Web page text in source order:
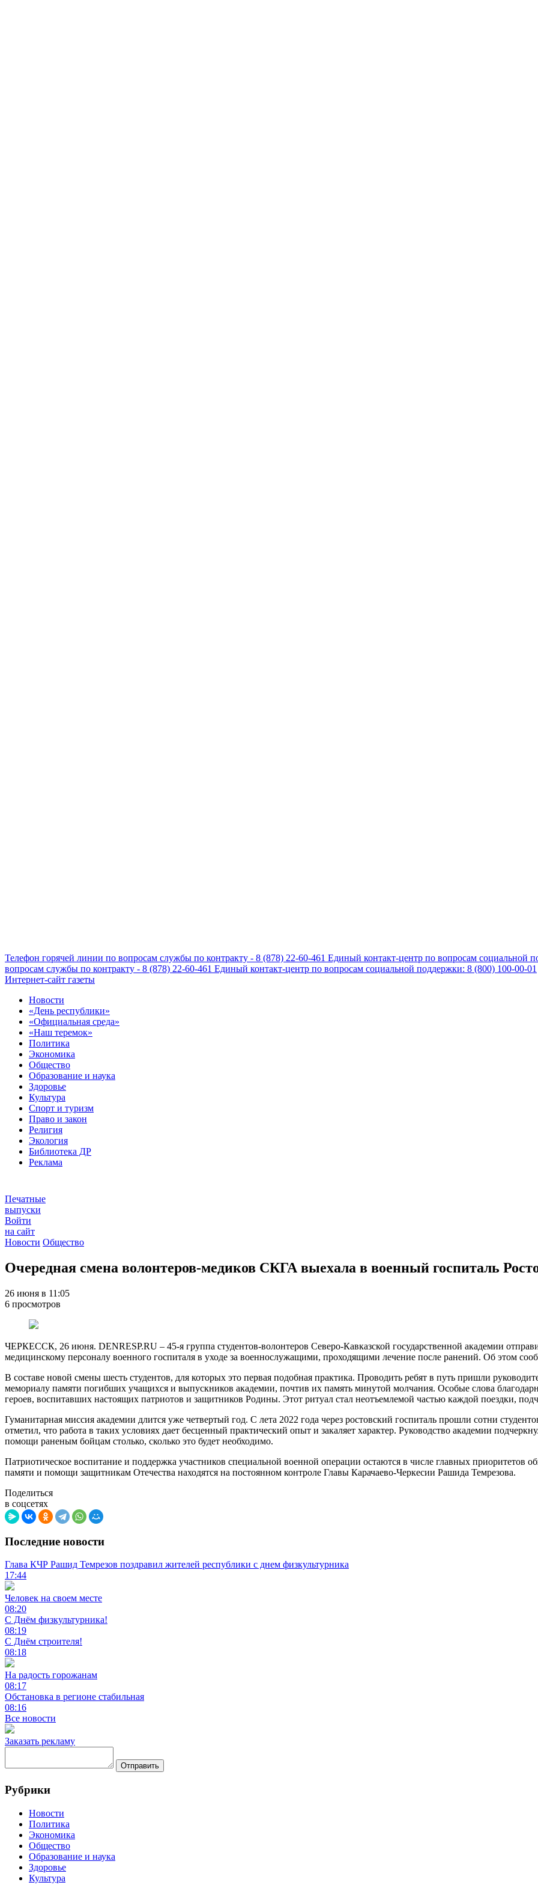
Телефон горячей линии по вопросам службы по контракту - 8 (878) 22-60-461 Единый контакт-центр по вопросам социальной
вопросам службы по контракту - 8 (878) 22-60-461 Единый контакт-центр по вопросам социальной поддержки: 8 (800) 100-00-01
Интернет-сайт газеты
Новости
«День республики»
«Официальная среда»
«Наш теремок»
Политика
Экономика
Общество
Образование и наука
Здоровье
Культура
Спорт и туризм
Право и закон
Религия
Экология
Библиотека ДР
Реклама
Печатные
выпуски
Войти
на сайт
Новости Общество
Очередная смена волонтеров-медиков СКГА выехала в военный госпиталь
26 июня в 11:05
6 просмотров
ЧЕРКЕССК, 26 июня. DENRESP.RU – 45-я группа студентов-волонтеров Северо-Кавказской государственной академии
медицинскому персоналу военного госпиталя в уходе за военнослужащими, проходящими лечение после ранений. Об этом
В составе новой смены шесть студентов, для которых это первая подобная практика. Проводить ребят в путь пришли
мемориалу памяти погибших учащихся и выпускников академии, почтив их память минутой молчания. Особые слова
героев, воспитавших настоящих патриотов и защитников Родины. Этот ритуал стал неотъемлемой частью каждой поездки,
Гуманитарная миссия академии длится уже четвертый год. С лета 2022 года через ростовский госпиталь прошли сотни
отметил, что работа в таких условиях дает бесценный практический опыт и закаляет характер. Руководство академии
помощи раненым бойцам столько, сколько это будет необходимо.
Патриотическое воспитание и поддержка участников специальной военной операции остаются в числе главных приоритетов
памяти и помощи защитникам Отечества находятся на постоянном контроле Главы Карачаево-Черкесии Рашида Темрезова.
Поделиться
в соцсетях
Последние новости
Глава КЧР Рашид Темрезов поздравил жителей республики с днем физкультурника
17:44
Человек на своем месте
08:20
С Днём физкультурника!
08:19
С Днём строителя!
08:18
На радость горожанам
08:17
Обстановка в регионе стабильная
08:16
Все новости
Заказать рекламу
Отправить
Рубрики
Новости
Политика
Экономика
Общество
Образование и наука
Здоровье
Культура